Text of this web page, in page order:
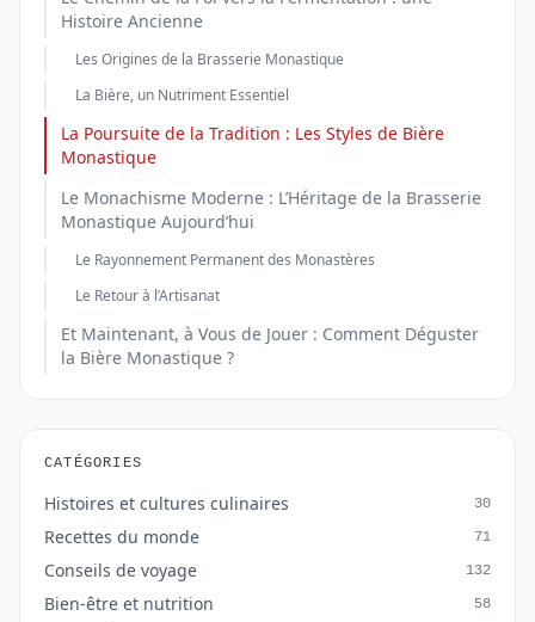
Histoire Ancienne
Les Origines de la Brasserie Monastique
La Bière, un Nutriment Essentiel
La Poursuite de la Tradition : Les Styles de Bière
Monastique
Le Monachisme Moderne : L’Héritage de la Brasserie
Monastique Aujourd’hui
Le Rayonnement Permanent des Monastères
Le Retour à l’Artisanat
Et Maintenant, à Vous de Jouer : Comment Déguster
la Bière Monastique ?
CATÉGORIES
Histoires et cultures culinaires 30
Recettes du monde 71
Conseils de voyage 132
Bien-être et nutrition 58